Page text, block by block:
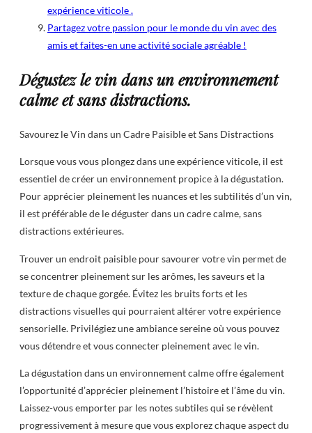
expérience viticole .
Partagez votre passion pour le monde du vin avec des
amis et faites-en une activité sociale agréable !
Dégustez le vin dans un environnement
calme et sans distractions.
Savourez le Vin dans un Cadre Paisible et Sans Distractions
Lorsque vous vous plongez dans une expérience viticole, il est
essentiel de créer un environnement propice à la dégustation.
Pour apprécier pleinement les nuances et les subtilités d’un vin,
il est préférable de le déguster dans un cadre calme, sans
distractions extérieures.
Trouver un endroit paisible pour savourer votre vin permet de
se concentrer pleinement sur les arômes, les saveurs et la
texture de chaque gorgée. Évitez les bruits forts et les
distractions visuelles qui pourraient altérer votre expérience
sensorielle. Privilégiez une ambiance sereine où vous pouvez
vous détendre et vous connecter pleinement avec le vin.
La dégustation dans un environnement calme offre également
l’opportunité d’apprécier pleinement l’histoire et l’âme du vin.
Laissez-vous emporter par les notes subtiles qui se révèlent
progressivement à mesure que vous explorez chaque aspect du